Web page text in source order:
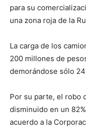
para su
una zona roja de la
La carga de los
200 millones de
demorándose sólo
Por su parte, el robo
disminuido en un
acuerdo a la